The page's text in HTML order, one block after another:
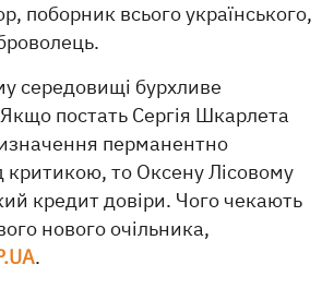
поборник всього українського,
середовищі бурхливе
постать Сергія Шкарлета
перманентно
критикою, то Оксену Лісовому
кредит довіри. Чого чекають
нового очільника,
.